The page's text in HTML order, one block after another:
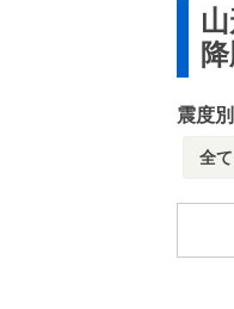
震度別
全て